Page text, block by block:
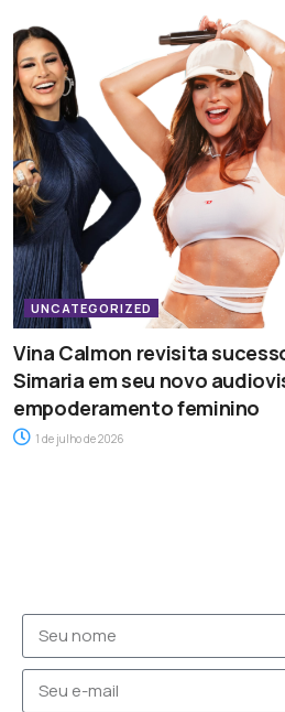
UNCATEGORIZED
Vina Calmon revisita
Simaria em seu novo
empoderamento feminino
1 de julho de 2026